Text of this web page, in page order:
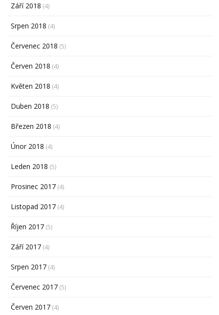
Září 2018 (4)
Srpen 2018 (4)
Červenec 2018 (5)
Červen 2018 (4)
Květen 2018 (4)
Duben 2018 (5)
Březen 2018 (4)
Únor 2018 (4)
Leden 2018 (5)
Prosinec 2017 (4)
Listopad 2017 (4)
Říjen 2017 (5)
Září 2017 (4)
Srpen 2017 (4)
Červenec 2017 (5)
Červen 2017 (4)